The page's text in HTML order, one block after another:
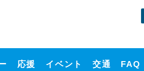
応援 イベント 交通 FAQ